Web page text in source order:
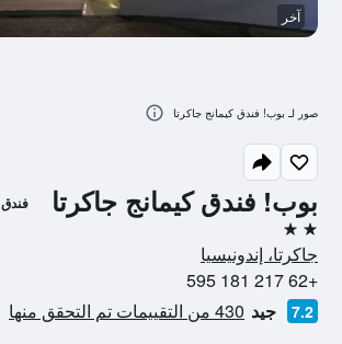
بوب! فندق كيمانج جاكرتا فندق
2 نجمتين
جاكرتا، إندونيسيا
+62 217 181 595
7.2 جيد 430 من التقييمات تم التحقق منها
آخر
صور لـ بوب! فندق كيمانج جاكرتا